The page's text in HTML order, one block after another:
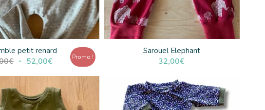
petit renard
€ Le
était :
79,00€.
52,00€Le
actuel
est :
52,00€.
Promo !
Sarouel Elephant
32,00€